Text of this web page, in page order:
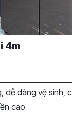
4m
dễ dàng vệ sinh,
cao